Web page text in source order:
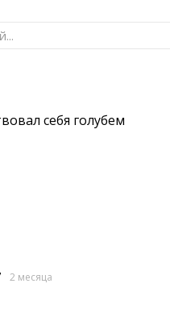
себя голубем
2 месяца